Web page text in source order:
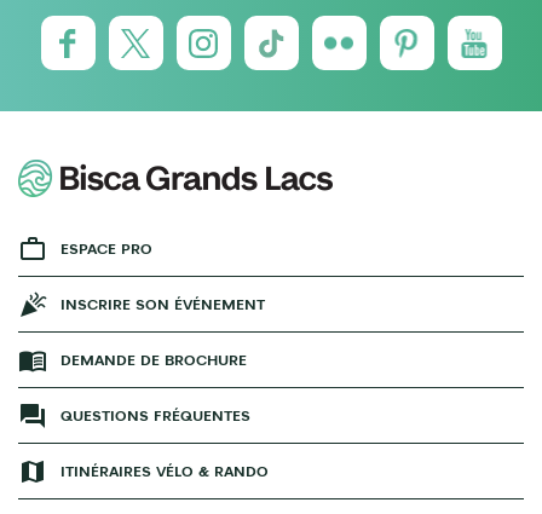
ESPACE PRO
INSCRIRE SON ÉVÉNEMENT
DEMANDE DE BROCHURE
QUESTIONS FRÉQUENTES
ITINÉRAIRES VÉLO & RANDO